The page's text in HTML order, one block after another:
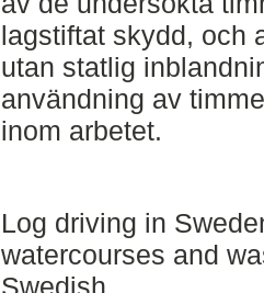
lagstiftat skydd, och
utan statlig
användning av
inom arbetet.
Log driving in
watercourses and
Swedish